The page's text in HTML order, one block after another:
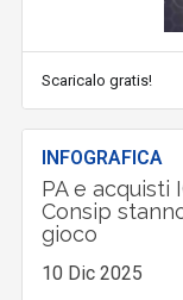
Scaricalo gratis!
INFOGRAFICA
PA e acquisti
Consip
gioco
10 Dic 2025